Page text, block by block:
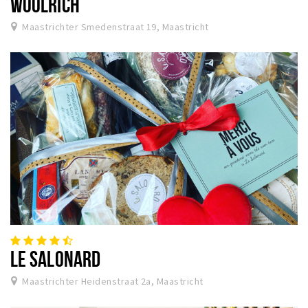
Maastrichter Smedenstraat 19, Maastricht
LE SALONARD
Maastrichter Heidenstraat 2a, Maastricht